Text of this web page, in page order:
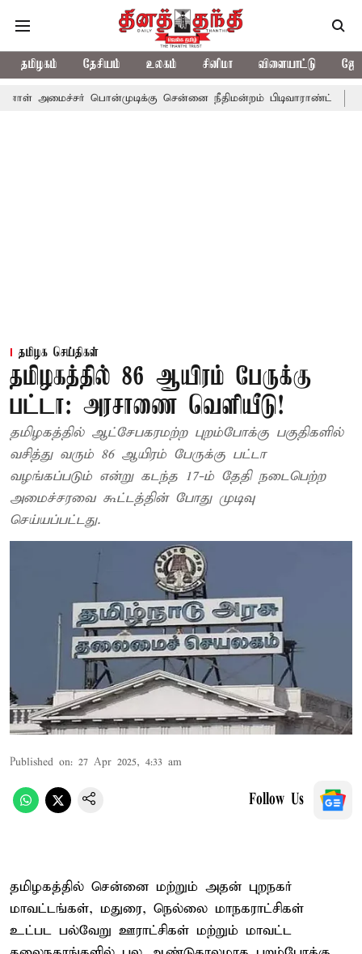
தமிழகம் தேசியம் உலகம் சினிமா விளையாட்டு
பொன்முடிக்கு சென்னை நீதிமன்றம் பிடிவாராண்ட்
தமிழக செய்திகள்
தமிழகத்தில் 86 ஆயிரம் பேருக்கு
பட்டா: அரசாணை வெளியீடு!
தமிழகத்தில் ஆட்சேபகரமற்ற புறம்போக்கு பகுதிகளில்
வசித்து வரும் 86 ஆயிரம் பேருக்கு பட்டா
வழங்கப்படும் என்று கடந்த 17-ம் தேதி நடைபெற்ற
அமைச்சரவை கூட்டத்தின் போது முடிவு
செய்யப்பட்டது.
Published on: 27 Apr 2025, 4:33 am
Follow Us
தமிழகத்தில் சென்னை மற்றும் அதன் புறநகர்
மாவட்டங்கள், மதுரை, நெல்லை மாநகராட்சிகள்
உட்பட பல்வேறு ஊராட்சிகள் மற்றும் மாவட்ட